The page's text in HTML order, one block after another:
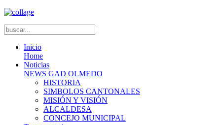
Inicio
Home
Noticias
NEWS GAD OLMEDO
HISTORIA
SIMBOLOS CANTONALES
MISIÓN Y VISIÓN
ALCALDESA
CONCEJO MUNICIPAL